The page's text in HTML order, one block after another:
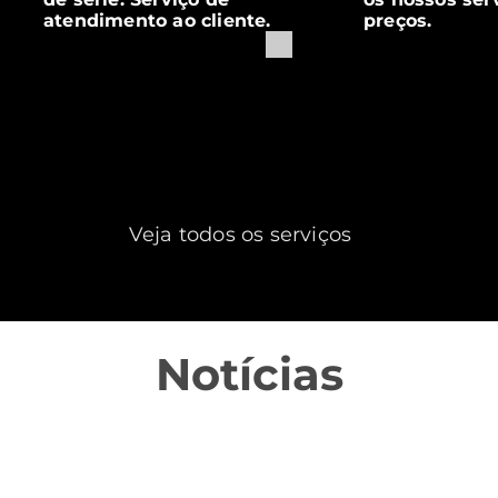
atendimento ao cliente.
preços.
Veja todos os serviços
Notícias